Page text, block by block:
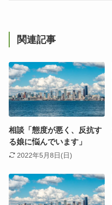
関連記事
相談「態度が悪く、反抗す
る娘に悩んでいます」
2022年5月8日(日)